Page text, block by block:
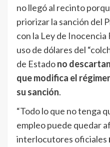
no llegó al recinto
priorizar la sanción del
con la Ley de
uso de dólares del
de Estadono
que modifica el
su sanción.
“Todo lo que no tenga
empleo puede quedar
interlocutores oficiales